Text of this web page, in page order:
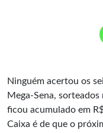
Ninguém acertou os
Mega-Sena,
ficou acumulado em
Caixa é de que o